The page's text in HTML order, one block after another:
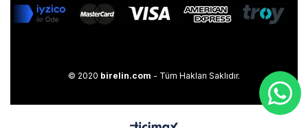
© 2020 birelin.com - Tüm Hakları Saklıdır.